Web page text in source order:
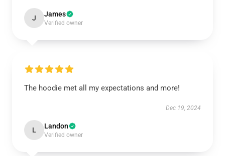
J James
Verified owner
The hoodie met all my expectations and more!
Dec 19, 2024
L Landon
Verified owner